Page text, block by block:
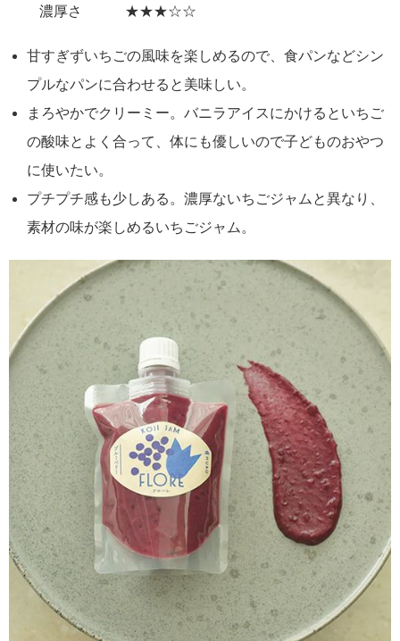
濃厚さ ★★★☆☆
甘すぎずいちごの風味を楽しめるので、食パンなどシン
プルなパンに合わせると美味しい。
まろやかでクリーミー。バニラアイスにかけるといちご
の酸味とよく合って、体にも優しいので子どものおやつ
に使いたい。
プチプチ感も少しある。濃厚ないちごジャムと異なり、
素材の味が楽しめるいちごジャム。